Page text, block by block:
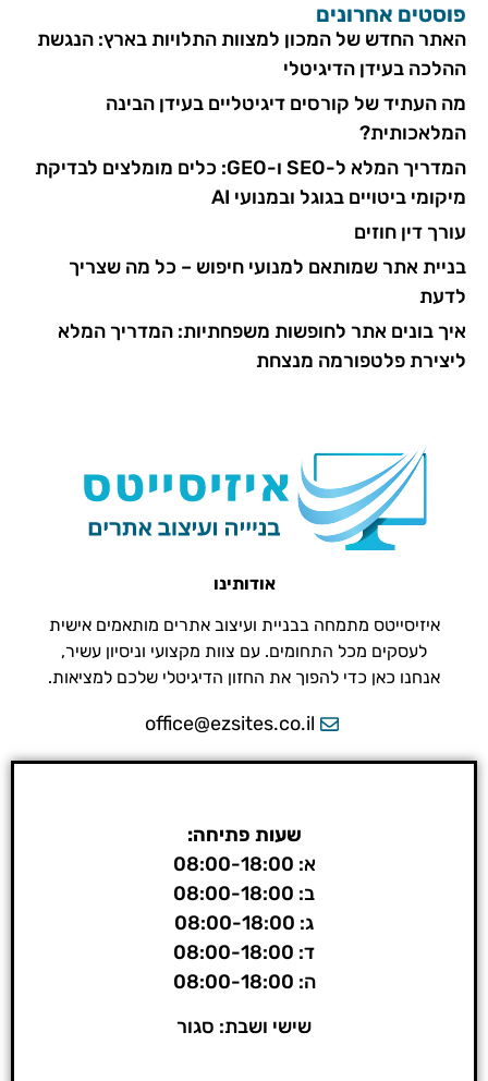
פוסטים אחרונים
האתר החדש של המכון למצוות התלויות בארץ: הנגשת
ההלכה בעידן הדיגיטלי
מה העתיד של קורסים דיגיטליים בעידן הבינה
המלאכותית?
המדריך המלא ל-SEO ו-GEO: כלים מומלצים לבדיקת
מיקומי ביטויים בגוגל ובמנועי AI
עורך דין חוזים
בניית אתר שמותאם למנועי חיפוש – כל מה שצריך
לדעת
איך בונים אתר לחופשות משפחתיות: המדריך המלא
ליצירת פלטפורמה מנצחת
אודותינו
איזיסייטס מתמחה בבניית ועיצוב אתרים מותאמים אישית
לעסקים מכל התחומים. עם צוות מקצועי וניסיון עשיר,
אנחנו כאן כדי להפוך את החזון הדיגיטלי שלכם למציאות.
office@ezsites.co.il
שעות פתיחה:
א: 08:00-18:00
ב: 08:00-18:00
ג: 08:00-18:00
ד: 08:00-18:00
ה: 08:00-18:00
שישי ושבת: סגור